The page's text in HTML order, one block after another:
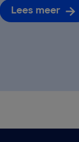
Lees meer